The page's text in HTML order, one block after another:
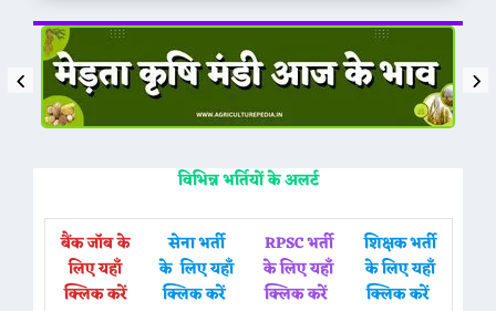
विभिन्न भर्तियों के अलर्ट
बैंक जॉब के
लिए यहाँ
क्लिक करें
सेना भर्ती
के लिए यहाँ
क्लिक करें
RPSC भर्ती
के लिए यहाँ
क्लिक करें
शिक्षक भर्ती
के लिए यहाँ
क्लिक करें